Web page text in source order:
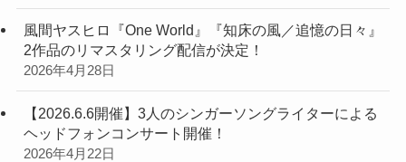
風間ヤスヒロ『One World』『知床の風／追憶の日々』
2作品のリマスタリング配信が決定！
2026年4月28日
【2026.6.6開催】3人のシンガーソングライターによる
ヘッドフォンコンサート開催！
2026年4月22日